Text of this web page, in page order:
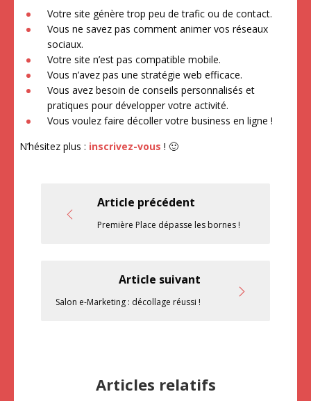
Votre site génère trop peu de trafic ou de contact.
Vous ne savez pas comment animer vos réseaux
sociaux.
Votre site n’est pas compatible mobile.
Vous n’avez pas une stratégie web efficace.
Vous avez besoin de conseils personnalisés et
pratiques pour développer votre activité.
Vous voulez faire décoller votre business en ligne !
N’hésitez plus : inscrivez-vous ! 🙂
Article précédent
Première Place dépasse les bornes !
Article suivant
Salon e-Marketing : décollage réussi !
Articles relatifs